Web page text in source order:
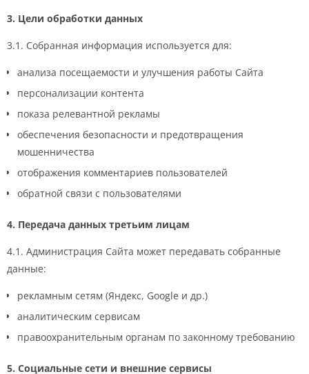
3. Цели обработки данных
3.1. Собранная информация используется для:
анализа посещаемости и улучшения работы Сайта
персонализации контента
показа релевантной рекламы
обеспечения безопасности и предотвращения
мошенничества
отображения комментариев пользователей
обратной связи с пользователями
4. Передача данных третьим лицам
4.1. Администрация Сайта может передавать собранные
данные:
рекламным сетям (Яндекс, Google и др.)
аналитическим сервисам
правоохранительным органам по законному требованию
5. Социальные сети и внешние сервисы